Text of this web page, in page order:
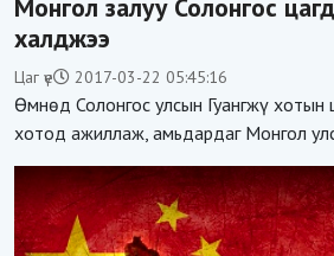
Монгол залуу Солонгос
халджээ
Цаг үе 2017-03-22 05:45:16
Өмнөд Солонгос улсын Гуангжү хотын
хотод ажиллаж, амьдардаг Монгол